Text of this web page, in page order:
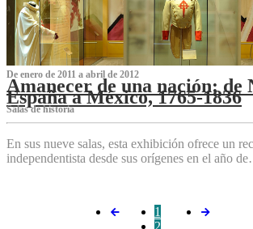
De enero de 2011 a abril de 2012
Amanecer de una nación: de
España a México, 1765-1836
Salas de historia
En sus nueve salas, esta exhibición ofrece un
independentista desde sus orígenes en el año
1
2